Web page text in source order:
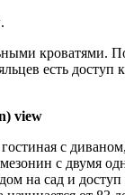
.
кроватями.
есть доступ
view
с
с двумя
на сад и